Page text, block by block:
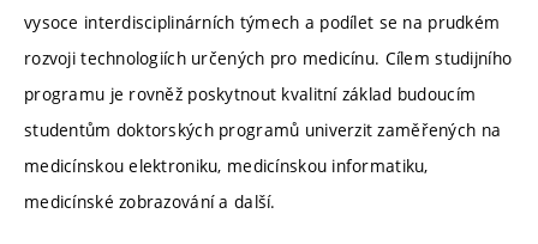
vysoce interdisciplinárních týmech a podílet se na prudkém
rozvoji technologiích určených pro medicínu. Cílem studijního
programu je rovněž poskytnout kvalitní základ budoucím
studentům doktorských programů univerzit zaměřených na
medicínskou elektroniku, medicínskou informatiku,
medicínské zobrazování a další.